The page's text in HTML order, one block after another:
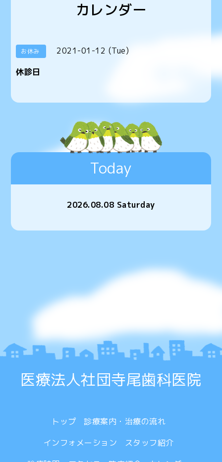
カレンダー
お休み
2021-01-12 (Tue)
休診日
Today
2026.08.08 Saturday
医療法人社団寺尾歯科医院
トップ
診療案内・治療の流れ
インフォメーション
スタッフ紹介